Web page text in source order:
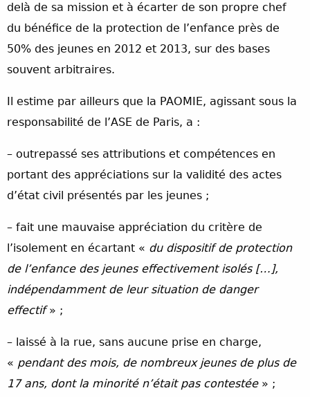
delà de sa mission et à écarter de son propre chef
du bénéfice de la protection de l’enfance près de
50% des jeunes en 2012 et 2013, sur des bases
souvent arbitraires.
Il estime par ailleurs que la PAOMIE, agissant sous la
responsabilité de l’ASE de Paris, a :
– outrepassé ses attributions et compétences en
portant des appréciations sur la validité des actes
d’état civil présentés par les jeunes ;
– fait une mauvaise appréciation du critère de
l’isolement en écartant « du dispositif de protection
de l’enfance des jeunes effectivement isolés […],
indépendamment de leur situation de danger
effectif» ;
– laissé à la rue, sans aucune prise en charge,
« pendant des mois, de nombreux jeunes de plus de
17 ans, dont la minorité n’était pas contestée» ;